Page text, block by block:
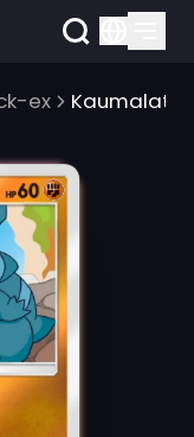
ex Kaumalat